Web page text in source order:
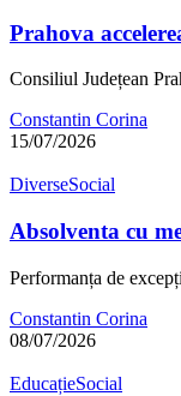
Prahova
Consiliul Județean
Constantin Corina
15/07/2026
DiverseSocial
Absolventa cu
Performanța de
Constantin Corina
08/07/2026
EducațieSocial